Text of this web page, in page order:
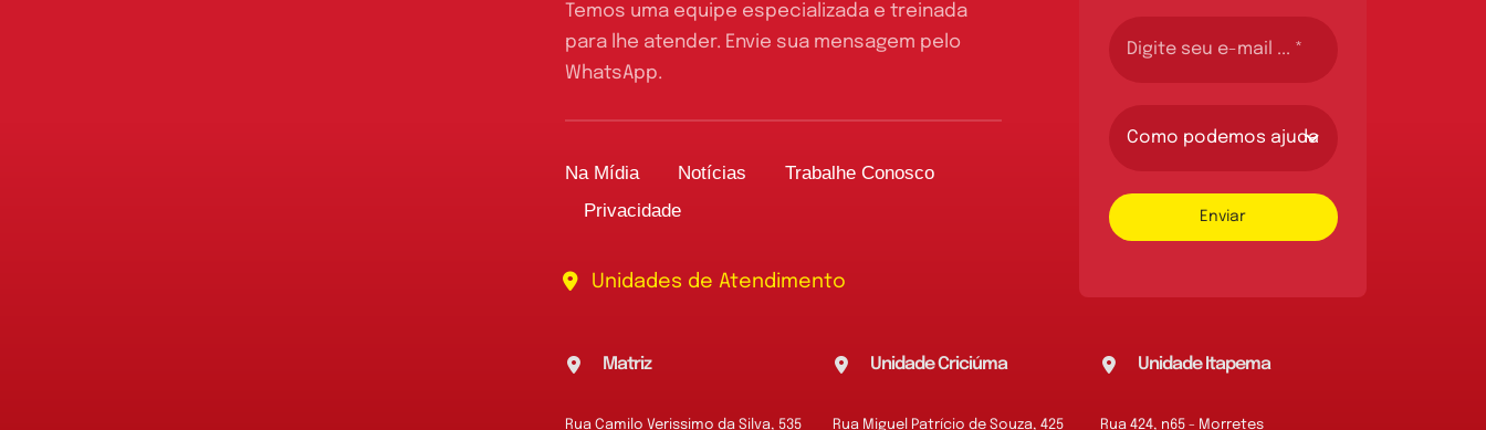
Temos uma equipe especializada e treinada
para lhe atender. Envie sua mensagem pelo
WhatsApp.
Na Mídia Notícias
Trabalhe Conosco
Privacidade
Unidades de Atendimento
Enviar
Matriz
Rua Camilo Verissimo da Silva, 535
Unidade Criciúma
Rua Miguel Patrício de Souza, 425
Unidade Itapema
Rua 424, n65 - Morretes